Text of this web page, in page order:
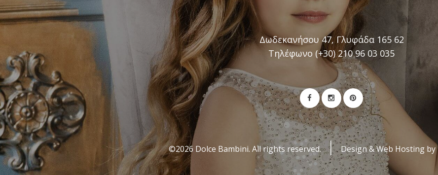
Δωδεκανήσου 47, Γλυφάδα 165 62
Τηλέφωνο (+30) 210 96 03 035
©2026 Dolce Bambini. All rights reserved. Design & Web Hosting by